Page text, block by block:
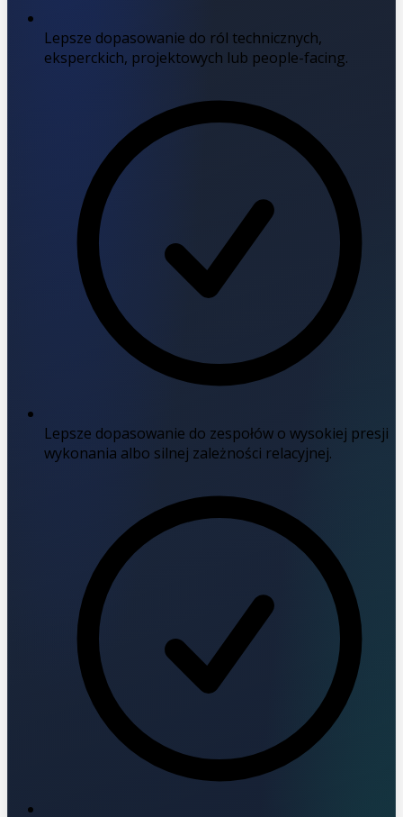
Lepsze dopasowanie do ról technicznych,
eksperckich, projektowych lub people-facing.
Lepsze dopasowanie do zespołów o wysokiej presji
wykonania albo silnej zależności relacyjnej.